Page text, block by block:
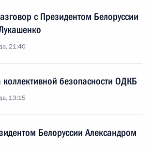
с Президентом Белоруссии
21:40
коллективной безопасности ОДКБ
13:15
Белоруссии Александром